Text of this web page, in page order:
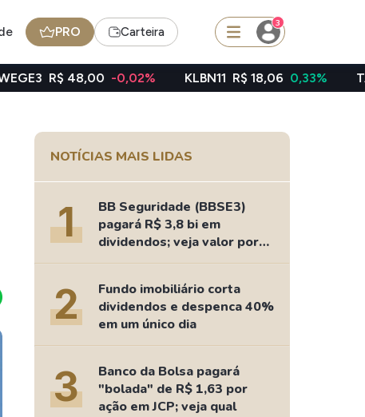
PRO Carteira
3
Dividendos
- BNB
Ideias
Agenda de Dividendos
Radar do Dividendo Inteligente
As Ações Mais Buscadas
Guia do Iniciante
-0,02% KLBN11 R$ 18,06 0,33% TAEE11 R$
NOTÍCIAS MAIS LIDAS
1
BB Seguridade (BBSE3)
pagará R$ 3,8 bi em
dividendos; veja valor por
ação
2
Fundo imobiliário corta
dividendos e despenca 40%
em um único dia
3
Banco da Bolsa pagará
"bolada" de R$ 1,63 por
ação em JCP; veja qual